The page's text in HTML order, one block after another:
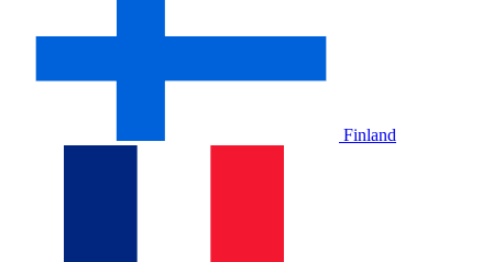
Finland